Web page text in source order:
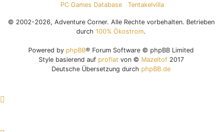
PC Games Database
Tentakelvilla
© 2002-2026, Adventure Corner. Alle Rechte vorbehalten. Betrieben
durch 100% Ökostrom.
Powered by phpBB® Forum Software © phpBB Limited
Style basierend auf proflat von © Mazeltof2017
Deutsche Übersetzung durch phpBB.de